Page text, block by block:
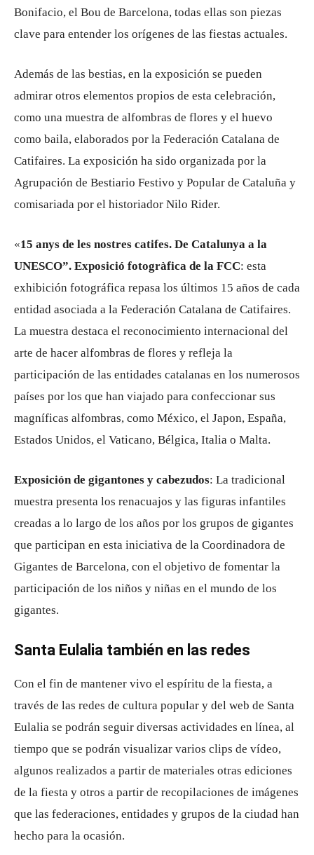
Bonifacio, el Bou de Barcelona, todas ellas son piezas
clave para entender los orígenes de las fiestas actuales.
Además de las bestias, en la exposición se pueden
admirar otros elementos propios de esta celebración,
como una muestra de alfombras de flores y el huevo
como baila, elaborados por la Federación Catalana de
Catifaires. La exposición ha sido organizada por la
Agrupación de Bestiario Festivo y Popular de Cataluña y
comisariada por el historiador Nilo Rider.
«15 anys de les nostres catifes. De Catalunya a la
UNESCO”. Exposició fotogràfica de la FCC: esta
exhibición fotográfica repasa los últimos 15 años de cada
entidad asociada a la Federación Catalana de Catifaires.
La muestra destaca el reconocimiento internacional del
arte de hacer alfombras de flores y refleja la
participación de las entidades catalanas en los numerosos
países por los que han viajado para confeccionar sus
magníficas alfombras, como México, el Japon, España,
Estados Unidos, el Vaticano, Bélgica, Italia o Malta.
Exposición de gigantones y cabezudos: La tradicional
muestra presenta los renacuajos y las figuras infantiles
creadas a lo largo de los años por los grupos de gigantes
que participan en esta iniciativa de la Coordinadora de
Gigantes de Barcelona, con el objetivo de fomentar la
participación de los niños y niñas en el mundo de los
gigantes.
Santa Eulalia también en las redes
Con el fin de mantener vivo el espíritu de la fiesta, a
través de las redes de cultura popular y del web de Santa
Eulalia se podrán seguir diversas actividades en línea, al
tiempo que se podrán visualizar varios clips de vídeo,
algunos realizados a partir de materiales otras ediciones
de la fiesta y otros a partir de recopilaciones de imágenes
que las federaciones, entidades y grupos de la ciudad han
hecho para la ocasión.